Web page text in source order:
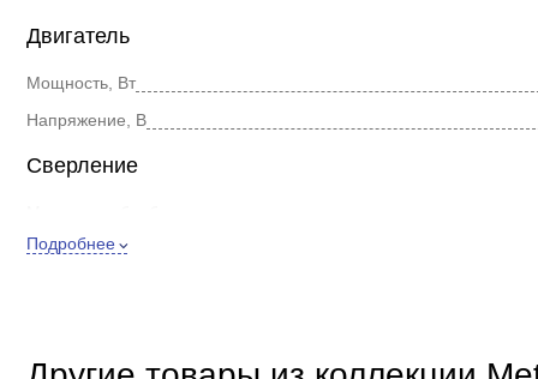
Двигатель
Мощность, Вт
Напряжение, В
Сверление
Max диаметр сверла, мм
Подробнее